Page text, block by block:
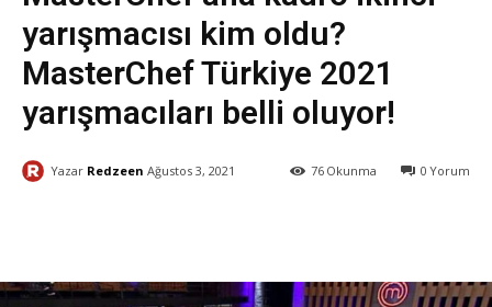
yarışmacısı kim oldu?
MasterChef Türkiye 2021
yarışmacıları belli oluyor!
Yazar Redzeen Ağustos 3, 2021 0 Yorum
76 Okunma